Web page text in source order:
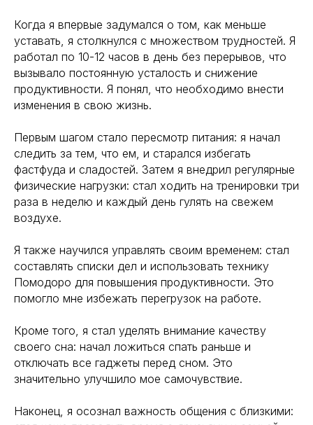
Когда я впервые задумался о том, как меньше
уставать, я столкнулся с множеством трудностей. Я
работал по 10-12 часов в день без перерывов, что
вызывало постоянную усталость и снижение
продуктивности. Я понял, что необходимо внести
изменения в свою жизнь.
Первым шагом стало пересмотр питания: я начал
следить за тем, что ем, и старался избегать
фастфуда и сладостей. Затем я внедрил регулярные
физические нагрузки: стал ходить на тренировки три
раза в неделю и каждый день гулять на свежем
воздухе.
Я также научился управлять своим временем: стал
составлять списки дел и использовать технику
Помодоро для повышения продуктивности. Это
помогло мне избежать перегрузок на работе.
Кроме того, я стал уделять внимание качеству
своего сна: начал ложиться спать раньше и
отключать все гаджеты перед сном. Это
значительно улучшило мое самочувствие.
Наконец, я осознал важность общения с близкими:
Главная
Longevity
Гормоны
Биохакинг
Навигация Полезная информация
О компании
Исследования